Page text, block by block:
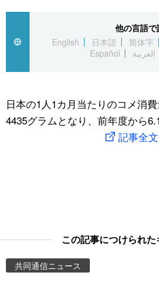
国際
社会
文化
アーカイブ
Japan Data
旅と暮らし
動画/Live
Images
People
文化
科学・技術
暮らし
スポーツ・東京2020
他の言語で
English
日本語 简体字
Español
العربية
日本の1人1カ月当たりのコメ消
4435グラムとなり、前年度から
記事全
この記事につけられ
共同通信ニュース